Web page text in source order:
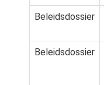
Beleidsdossier
Beleidsdossier